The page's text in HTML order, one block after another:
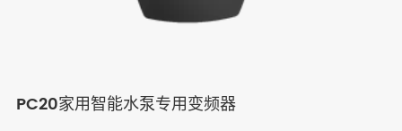
PC20家用智能水泵专用变频器